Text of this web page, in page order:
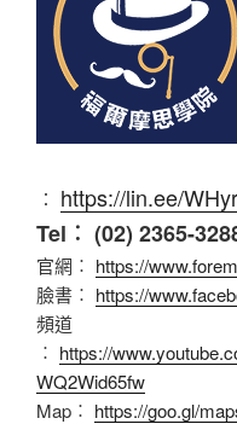
︰ https://lin.ee/
Tel︰ (02) 2365-
官網︰ https://
臉書︰ https://
頻道
︰ https://
WQ2Wid65fw
Map︰ https://goo.gl/